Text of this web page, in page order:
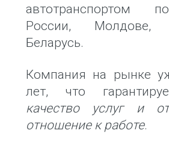
автотранспортом
России, Молдове,
Беларусь.
Компания на рынке
лет, что
качество услуг и
отношение к работе.